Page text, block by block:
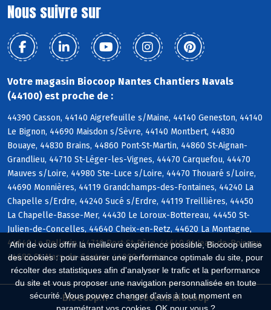
Afin de vous offrir la meilleure expérience possible, Biocoop utilise
des cookies : pour assurer une performance optimale du site, pour
récolter des statistiques afin d'analyser le trafic et la performance
du site et vous proposer une navigation personnalisée en toute
sécurité. Vous pouvez changer d'avis à tout moment en
Nous suivre sur
Votre magasin Biocoop Nantes Chantiers Navals
(44100) est proche de :
44390 Casson, 44140 Aigrefeuille s/Maine, 44140 Geneston, 44140
Le Bignon, 44690 Maisdon s/Sèvre, 44140 Montbert, 44830
Bouaye, 44830 Brains, 44860 Pont-St-Martin, 44860 St-Aignan-
Grandlieu, 44710 St-Léger-les-Vignes, 44470 Carquefou, 44470
Mauves s/Loire, 44980 Ste-Luce s/Loire, 44470 Thouaré s/Loire,
44690 Monnières, 44119 Grandchamps-des-Fontaines, 44240 La
Chapelle s/Erdre, 44240 Sucé s/Erdre, 44119 Treillières, 44450
La Chapelle-Basse-Mer, 44430 Le Loroux-Bottereau, 44450 St-
Julien-de-Concelles, 44640 Cheix-en-Retz, 44620 La Montagne,
44640 Le Pellerin, 44710 Port-St-Père, 44640 St-Jean-de-Boiseau,
44680 St-Mars-de-Coutais, 44000 Nantes
Biocoop.fr
Le réseau Biocoop